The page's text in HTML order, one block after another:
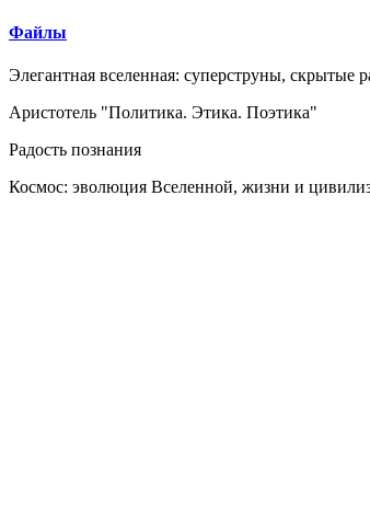
Файлы
Элегантная вселенная: суперструны, скрытые
Аристотель "Политика. Этика. Поэтика"
Радость познания
Космос: эволюция Вселенной, жизни и